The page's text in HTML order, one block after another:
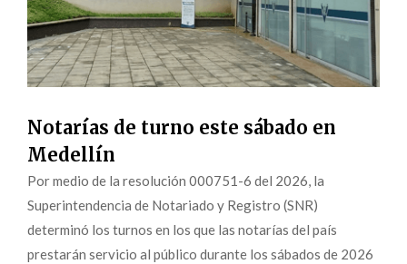
Notarías de turno este sábado en
Medellín
Por medio de la resolución 000751-6 del 2026, la
Superintendencia de Notariado y Registro (SNR)
determinó los turnos en los que las notarías del país
prestarán servicio al público durante los sábados de 2026